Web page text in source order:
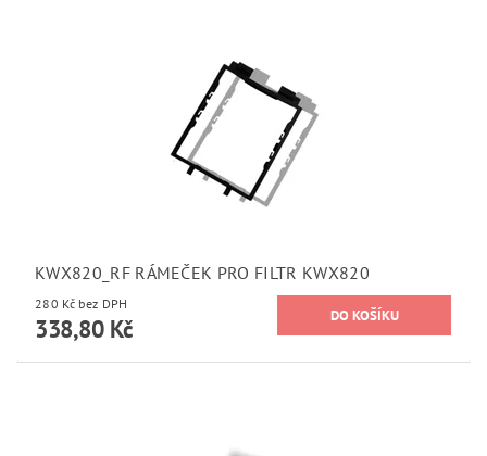
KWX820_RF RÁMEČEK PRO FILTR KWX820
280 Kč bez DPH
338,80 Kč